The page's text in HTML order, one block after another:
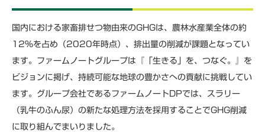
国内における家畜排せつ物由来のGHGは、農林水産業全体の約
12％を占め（2020年時点）、排出量の削減が課題となってい
ます。ファームノートグループは『「生きる」を、つなぐ。』を
ビジョンに掲げ、持続可能な地球の豊かさへの貢献に挑戦してい
ます。グループ会社であるファームノートDPでは、スラリー
（乳牛のふん尿）の新たな処理方法を採用することでGHG削減
に取り組んでまいりました。